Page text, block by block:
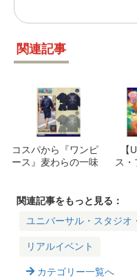
関連記事
コスパから『ワンピ
ース』麦わらの一味
【
ス・
関連記事をもっと見る：
ユニバーサル・スタジオ
リアルイベント
カテゴリー一覧へ